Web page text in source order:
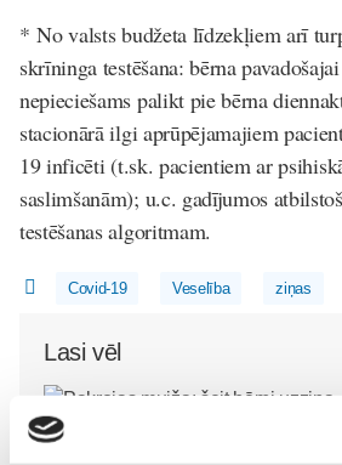
*No valsts budžeta līdzekļiem arī
skrīninga testēšana: bērna
nepieciešams palikt pie bērna
stacionārā ilgi aprūpējamajiem
19 inficēti (t.sk. pacientiem ar
saslimšanām); u.c. gadījumos
testēšanas algoritmam.
Covid-19 Veselība ziņas
Lasi vēl